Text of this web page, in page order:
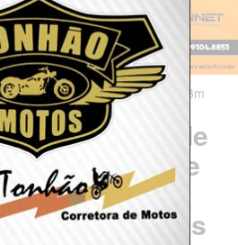
em 18/07/2018 às 07h43m
do Rio Grande
inscrições de
de mil vagas